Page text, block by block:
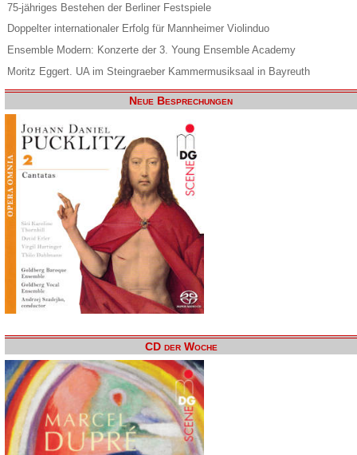
75-jähriges Bestehen der Berliner Festspiele
Doppelter internationaler Erfolg für Mannheimer Violinduo
Ensemble Modern: Konzerte der 3. Young Ensemble Academy
Moritz Eggert. UA im Steingraeber Kammermusiksaal in Bayreuth
Neue Besprechungen
CD der Woche